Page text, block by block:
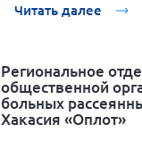
Читать далее
Региональное
общественной
больных
Хакасия «Оплот»